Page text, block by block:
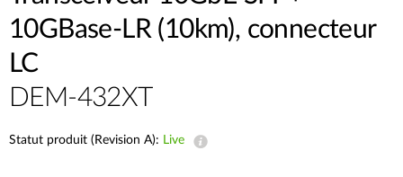
10GBase-LR (10km), connecteur
LC
DEM-432XT
Statut produit (Revision A): Live